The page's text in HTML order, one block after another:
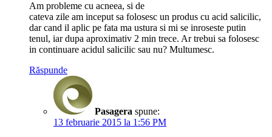
Am probleme cu acneea, si de
cateva zile am inceput sa folosesc un produs cu acid salicilic,
dar cand il aplic pe fata ma ustura si mi se inroseste putin
tenul, iar dupa aproximativ 2 min trece. Ar trebui sa folosesc
in continuare acidul salicilic sau nu? Multumesc.
Răspunde
Pasagera spune:
13 februarie 2015 la 1:56 PM